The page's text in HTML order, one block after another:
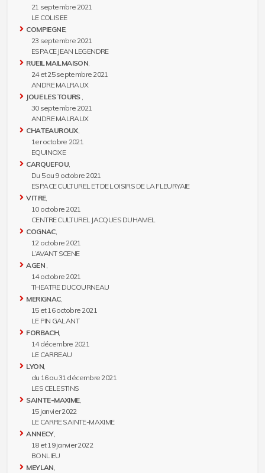
21 septembre 2021
LE COLISEE
COMPIEGNE,
23 septembre 2021
ESPACE JEAN LEGENDRE
RUEIL MAILMAISON
24 et 25 septembre 2021
ANDRE MALRAUX
JOUE LES TOURS
30 septembre 2021
ANDRE MALRAUX
CHATEAUROUX,
1er octobre 2021
EQUINOXE
CARQUEFOU
Du 5 au 9 octobre 2021
ESPACE CULTUREL ET DE LOISIRS DE LA FLEURYAIE
VITRE,
10 octobre 2021
CENTRE CULTUREL JACQUES DUHAMEL
COGNAC,
12 octobre 2021
L’AVANT SCENE
AGEN
14 octobre 2021
THEATRE DUCOURNEAU
MERIGNAC,
15 et 16 octobre 2021
LE PIN GALANT
FORBACH,
14 décembre 2021
LE CARREAU
LYON
du 16 au 31 décembre 2021
LES CELESTINS
SAINTE-MAXIME,
15 janvier 2022
LE CARRE SAINTE-MAXIME
ANNECY,
18 et 19 janvier 2022
BONLIEU
MEYLAN